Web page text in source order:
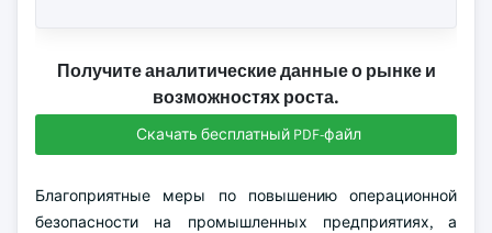
Получите аналитические данные о рынке и
возможностях роста.
Скачать бесплатный PDF-файл
Благоприятные меры по повышению операционной
безопасности на промышленных предприятиях, а